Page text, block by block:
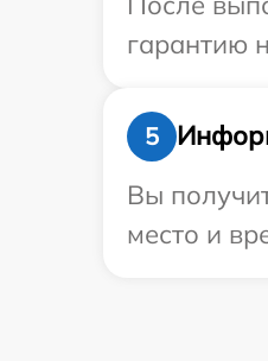
гарантию
5
Вы
место и